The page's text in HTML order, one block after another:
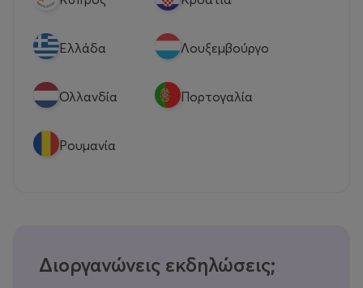
Eλλάδα Λουξεμβούργο
Ολλανδία Πορτογαλία
Ρουμανία
Διοργανώνεις εκδηλώσεις;